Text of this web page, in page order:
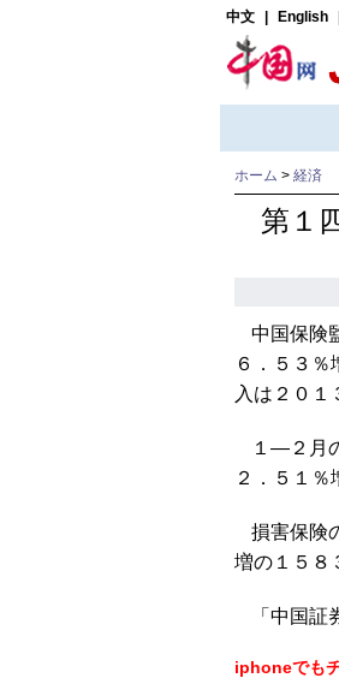
ホーム > 経済
第１
中国保険
６．５３
入は２０１
１―２月
２．５１％
損害保険
増の１５８
「中国
iphoneでも